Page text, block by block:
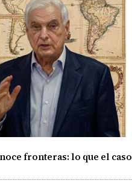
fronteras: lo que el caso